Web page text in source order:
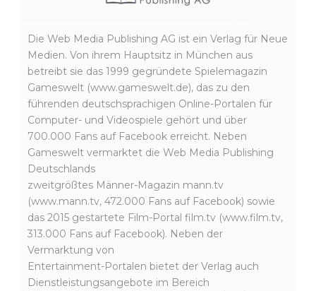
Die Web Media Publishing AG ist ein Verlag für Neue
Medien. Von ihrem Hauptsitz in München aus
betreibt sie das 1999 gegründete Spielemagazin
Gameswelt (www.gameswelt.de), das zu den
führenden deutschsprachigen Online-Portalen für
Computer- und Videospiele gehört und über
700.000 Fans auf Facebook erreicht. Neben
Gameswelt vermarktet die Web Media Publishing
Deutschlands
zweitgrößtes Männer-Magazin mann.tv
(www.mann.tv, 472.000 Fans auf Facebook) sowie
das 2015 gestartete Film-Portal film.tv (www.film.tv,
313.000 Fans auf Facebook). Neben der
Vermarktung von
Entertainment-Portalen bietet der Verlag auch
Dienstleistungsangebote im Bereich